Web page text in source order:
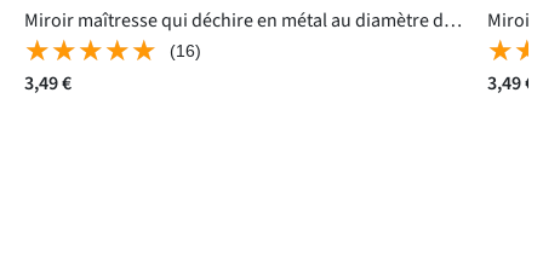
Miroir maîtresse qui déchire en métal au diamètre de 56 mm
★★★★★
★★★★★ (16)
3,49 €
Miroir
3,49 €